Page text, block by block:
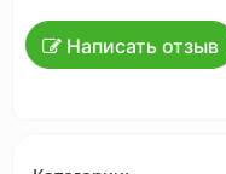
Написать отзыв